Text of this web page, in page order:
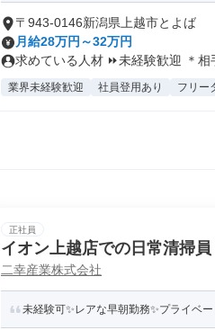
〒943-0146新潟県上越市とよば
月給28万円～32万円
求めている人材 ⏩未経験歓迎 ＊相
業界未経験歓迎 社員登用あり フリー
正社員
イオン上越店での日常清掃員
二幸産業株式会社
未経験可✨レアな早朝勤務✨プライベ